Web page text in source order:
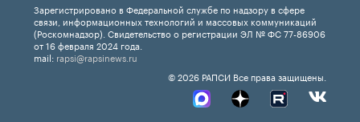
Зарегистрировано в Федеральной службе по надзору в сфере
связи, информационных технологий и массовых коммуникаций
(Роскомнадзор). Свидетельство о регистрации ЭЛ № ФС 77-86906
от 16 февраля 2024 года.
mail: rapsi@rapsinews.ru
© 2026 РАПСИ Все права защищены.